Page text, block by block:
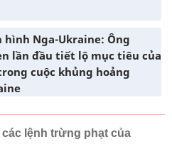
hình Nga-Ukraine: Ông
lần đầu tiết lộ mục tiêu của
cuộc khủng hoảng
lệnh trừng phạt của